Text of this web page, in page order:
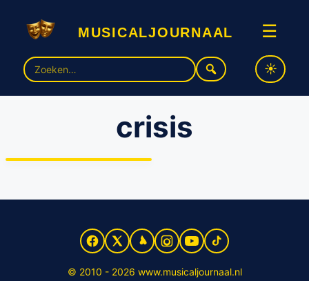
musicaljournaal ☰
Zoek
naar:
crisis
Afgelopen jaar 15% minder
© 2010 - 2026 www.musicaljournaal.nl